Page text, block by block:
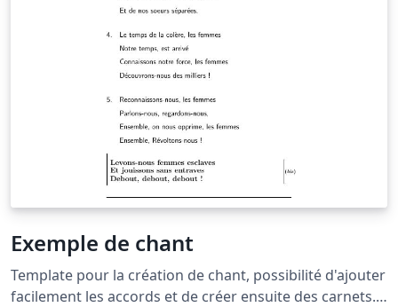
Exemple de chant
Template pour la création de chant, possibilité d'ajouter
facilement les accords et de créer ensuite des carnets.